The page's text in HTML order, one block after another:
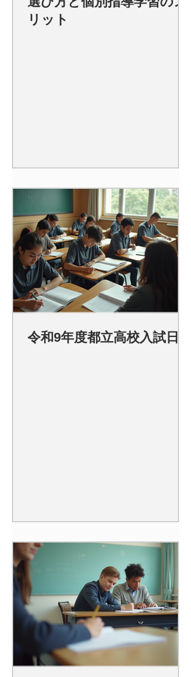
リット
令和9年度都立高校入試日程